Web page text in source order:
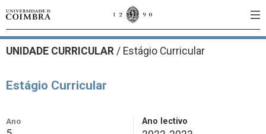
UNIDADE CURRICULAR / Estágio Curricular
Estágio Curricular
Ano Ano lectivo